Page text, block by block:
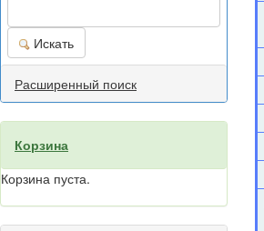
Искать
Расширенный поиск
Корзина
Корзина пуста.